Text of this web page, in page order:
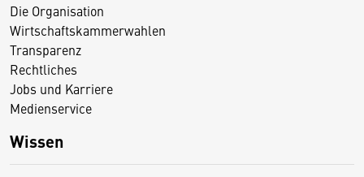
Die Organisation
Wirtschaftskammerwahlen
Transparenz
Rechtliches
Jobs und Karriere
Medienservice
Wissen